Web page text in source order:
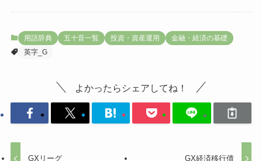
用語辞典 五十音一覧 投資・資産運用
金融・経済の基礎
英字_G
よかったらシェアしてね！
GXリーグ GX経済移行債